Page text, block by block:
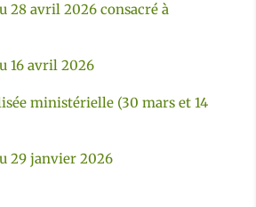
28 avril 2026 consacré à
16 avril 2026
ministérielle (30 mars et 14
29 janvier 2026